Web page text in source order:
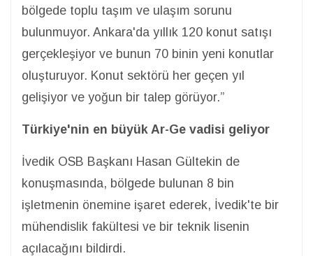
bölgede toplu taşım ve ulaşım sorunu
bulunmuyor. Ankara'da yıllık 120 konut satışı
gerçekleşiyor ve bunun 70 binin yeni konutlar
oluşturuyor. Konut sektörü her geçen yıl
gelişiyor ve yoğun bir talep görüyor.”
Türkiye'nin en büyük Ar-Ge vadisi geliyor
İvedik OSB Başkanı Hasan Gültekin de
konuşmasında, bölgede bulunan 8 bin
işletmenin önemine işaret ederek, İvedik'te bir
mühendislik fakültesi ve bir teknik lisenin
açılacağını bildirdi.